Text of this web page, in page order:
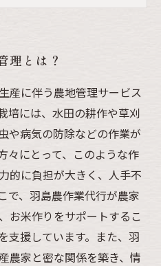
理とは？
産に伴う農地管理サービス
培には、水田の耕作や草刈
や病気の防除などの作業が
々にとって、このような作
的に負担が大きく、人手不
で、羽島農作業代行が農家
お米作りをサポートするこ
支援しています。また、羽
農家と密な関係を築き、情